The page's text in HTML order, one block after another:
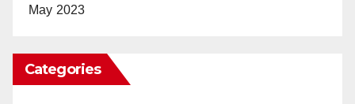
May 2023
Categories